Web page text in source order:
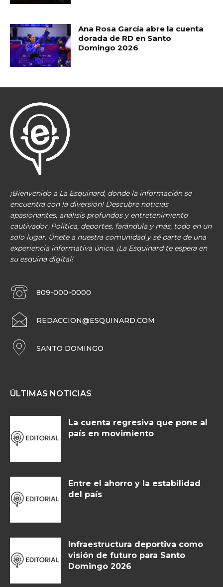
Ana Rosa García abre la cuenta
dorada de RD en Santo
Domingo 2026
¡Bienvenido a La Esquinard, donde la información se
encuentra con la diversión! Descubre noticias
apasionantes, análisis profundos y entretenimiento
cautivador. Política, deportes, farándula y más, todo en un
solo lugar. Únete a nuestra comunidad y sé parte de una
experiencia informativa única. ¡La Esquinard te espera en
su esquina digital!
809-000-0000
REDACCION@ESQUINARD.COM
SANTO DOMINGO
ÚLTIMAS NOTICIAS
La cuenta regresiva que pone al
país en movimiento
Entre el ahorro y la estabilidad
del país
Infraestructura deportiva como
visión de futuro para Santo
Domingo 2026